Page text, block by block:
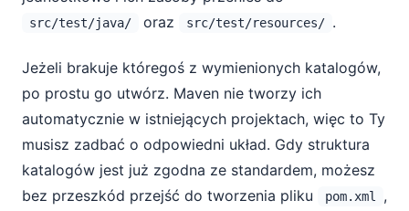
src/test/java/ oraz src/test/resources/ .
Jeżeli brakuje któregoś z wymienionych katalogów,
po prostu go utwórz. Maven nie tworzy ich
automatycznie w istniejących projektach, więc to Ty
musisz zadbać o odpowiedni układ. Gdy struktura
katalogów jest już zgodna ze standardem, możesz
bez przeszkód przejść do tworzenia pliku
pom.xml
,